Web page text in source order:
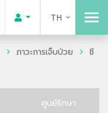
TH
ภาวะการเจ็บป่วย
ซี
ศูนย์รักษา